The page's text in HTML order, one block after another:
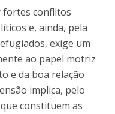
fortes conflitos
e, ainda, pela
exige um
ao papel motriz
e da boa relação
implica, pelo
constituem as